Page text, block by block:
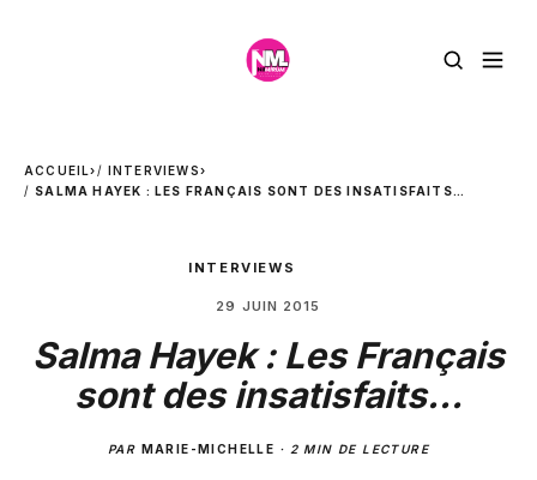
ACCUEIL› INTERVIEWS›
SALMA HAYEK : LES FRANÇAIS SONT DES INSATISFAITS…
INTERVIEWS
29 JUIN 2015
Salma Hayek : Les Français
sont des insatisfaits…
PAR MARIE-MICHELLE · 2 MIN DE LECTURE